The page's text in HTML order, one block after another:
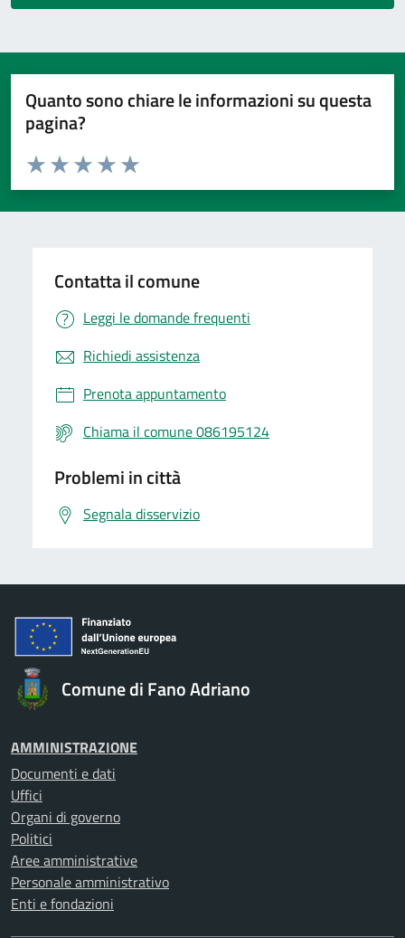
Quanto sono chiare le informazioni su questa
pagina?
Valuta da 1 a 5 stelle la pagina
Valuta 5 stelle su 5
Valuta 4 stelle su 5
Valuta 3 stelle su 5
Valuta 2 stelle su 5
Valuta 1 stelle su 5
Contatta il comune
Leggi le domande frequenti
Richiedi assistenza
Prenota appuntamento
Chiama il comune 086195124
Problemi in città
Segnala disservizio
Comune di Fano Adriano
AMMINISTRAZIONE
Documenti e dati
Uffici
Organi di governo
Politici
Aree amministrative
Personale amministrativo
Enti e fondazioni